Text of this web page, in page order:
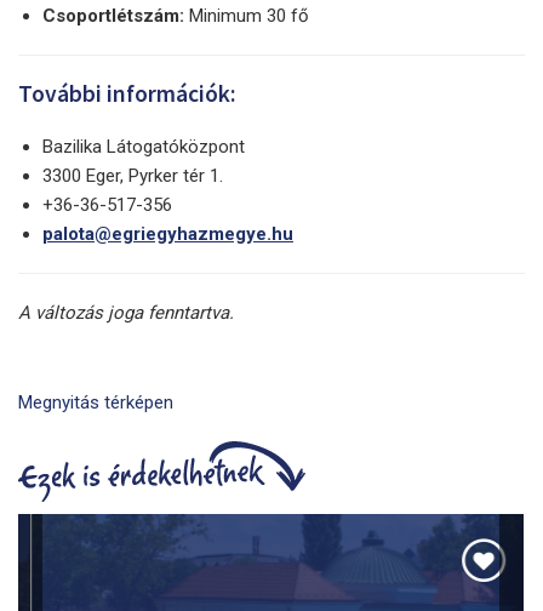
Csoportlétszám: Minimum 30 fő
További információk:
Bazilika Látogatóközpont
3300 Eger, Pyrker tér 1.
+36-36-517-356
palota@egriegyhazmegye.hu
A változás joga fenntartva.
Megnyitás térképen